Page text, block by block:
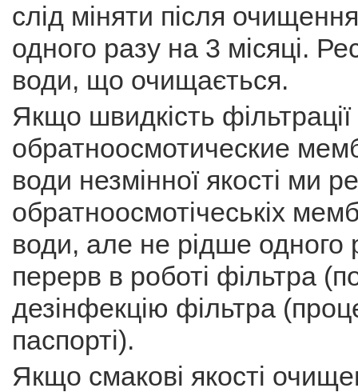
слід міняти після
одного разу на 3 місяці.
води, що очищається.
Якщо швидкість
обратноосмотические
води незмінної якості ми
обратноосмотічеськіх
води, але не рідше одного
перерв в роботі фільтра
дезінфекцію фільтра
паспорті).
Якщо смакові якості